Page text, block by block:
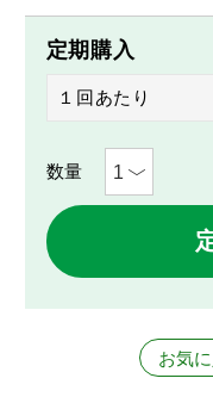
定期購入
１回あたり
お気